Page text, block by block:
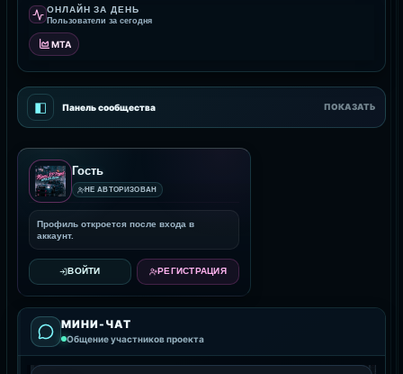
ОНЛАЙН ЗА ДЕНЬ
Пользователи за сегодня
MTA
◧ Панель сообщества ПОКАЗАТЬ
Гость
НЕ АВТОРИЗОВАН
Профиль откроется после входа в
аккаунт.
ВОЙТИ РЕГИСТРАЦИЯ
МИНИ-ЧАТ
Общение участников проекта